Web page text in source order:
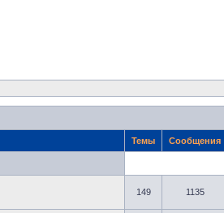
Темы Сообщения
149 1135